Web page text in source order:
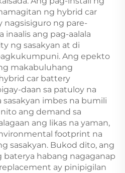
ng hybrid car
nagsisiguro ng pare-
inaalis ang pag-aalala
ng sasakyan at di
Ang epekto
makabuluhang
car battery
daan sa patuloy na
imbes na bumili
ang demand sa
ang likas na yaman,
footprint na
sasakyan. Bukod dito, ang
habang nagaganap
ay pinipigilan